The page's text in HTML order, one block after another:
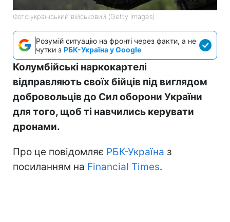
Фото:український військовий (Getty Images)
Розумій ситуацію на фронті через факти, а не
чутки з РБК-Україна у Google
Колумбійські наркокартелі
відправляють своїх бійців під виглядом
добровольців до Сил оборони України
для того, щоб ті навчились керувати
дронами.
Про це повідомляє РБК-Україна з
посиланням на Financial Times.